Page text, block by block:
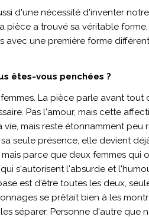
d'une nécessité d'inventer
a trouvé sa véritable
avec une première forme
êtes-vous penchées ?
La pièce parle avant tout
Pas l'amour, mais cette
mais reste étonnamment peu
seule présence, elle devient
parce que deux femmes qui
s'autorisent l'absurde et
est d'être toutes les deux,
se prêtait bien à les
séparer. Personne d'autre que